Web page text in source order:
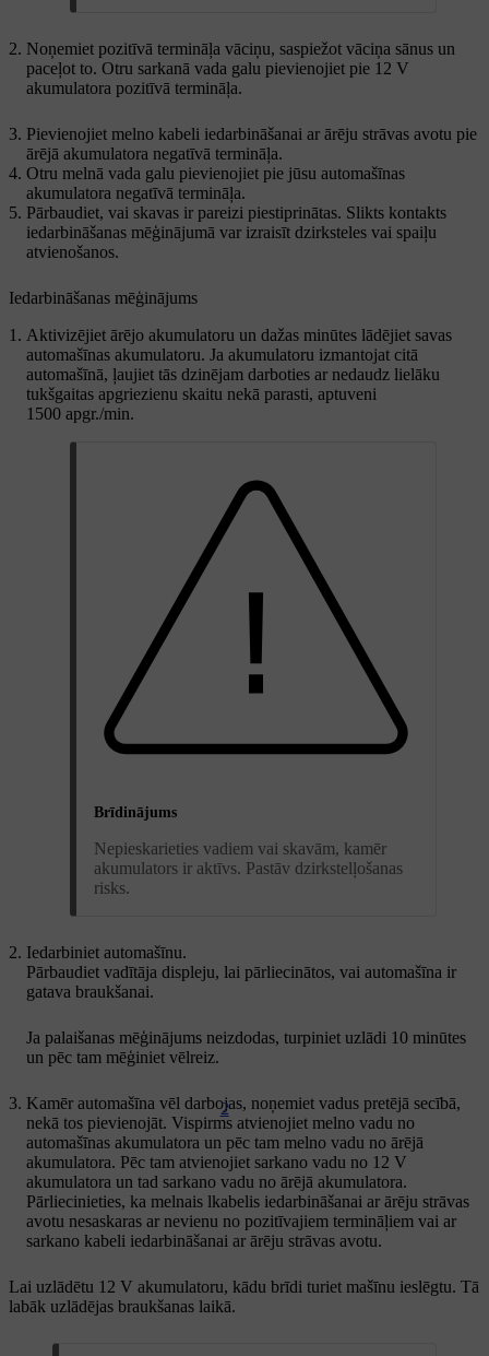
2
Noņemiet pozitīvā termināļa vāciņu, saspiežot vāciņa sānus un
paceļot to. Otru sarkanā vada galu pievienojiet pie 12 V
akumulatora pozitīvā termināļa.
Pievienojiet melno kabeli iedarbināšanai ar ārēju strāvas avotu pie
ārējā akumulatora negatīvā termināļa.
Otru melnā vada galu pievienojiet pie jūsu automašīnas
akumulatora negatīvā termināļa.
Pārbaudiet, vai skavas ir pareizi piestiprinātas. Slikts kontakts
iedarbināšanas mēģinājumā var izraisīt dzirksteles vai spaiļu
atvienošanos.
Iedarbināšanas mēģinājums
Aktivizējiet ārējo akumulatoru un dažas minūtes lādējiet savas
automašīnas akumulatoru. Ja akumulatoru izmantojat citā
automašīnā, ļaujiet tās dzinējam darboties ar nedaudz lielāku
tukšgaitas apgriezienu skaitu nekā parasti, aptuveni
1500 apgr./min.
Brīdinājums
Nepieskarieties vadiem vai skavām, kamēr
akumulators ir aktīvs. Pastāv dzirkstelļošanas
risks.
Iedarbiniet automašīnu.
Pārbaudiet vadītāja displeju, lai pārliecinātos, vai automašīna ir
gatava braukšanai.
Ja palaišanas mēģinājums neizdodas, turpiniet uzlādi 10 minūtes
un pēc tam mēģiniet vēlreiz.
Kamēr automašīna vēl darbojas, noņemiet vadus pretējā secībā,
nekā tos pievienojāt. Vispirms atvienojiet melno vadu no
automašīnas akumulatora un pēc tam melno vadu no ārējā
akumulatora. Pēc tam atvienojiet sarkano vadu no 12 V
akumulatora un tad sarkano vadu no ārējā akumulatora.
Pārliecinieties, ka melnais lkabelis iedarbināšanai ar ārēju strāvas
avotu nesaskaras ar nevienu no pozitīvajiem termināļiem vai ar
sarkano kabeli iedarbināšanai ar ārēju strāvas avotu.
Lai uzlādētu 12 V akumulatoru, kādu brīdi turiet mašīnu ieslēgtu. Tā
labāk uzlādējas braukšanas laikā.